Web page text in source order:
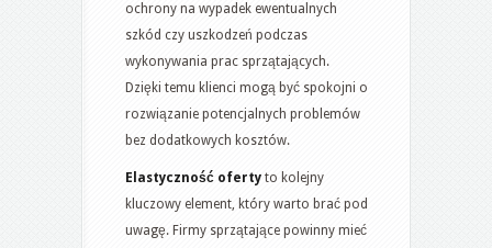
ochrony na wypadek ewentualnych
szkód czy uszkodzeń podczas
wykonywania prac sprzątających.
Dzięki temu klienci mogą być spokojni o
rozwiązanie potencjalnych problemów
bez dodatkowych kosztów.
Elastyczność oferty to kolejny
kluczowy element, który warto brać pod
uwagę. Firmy sprzątające powinny mieć